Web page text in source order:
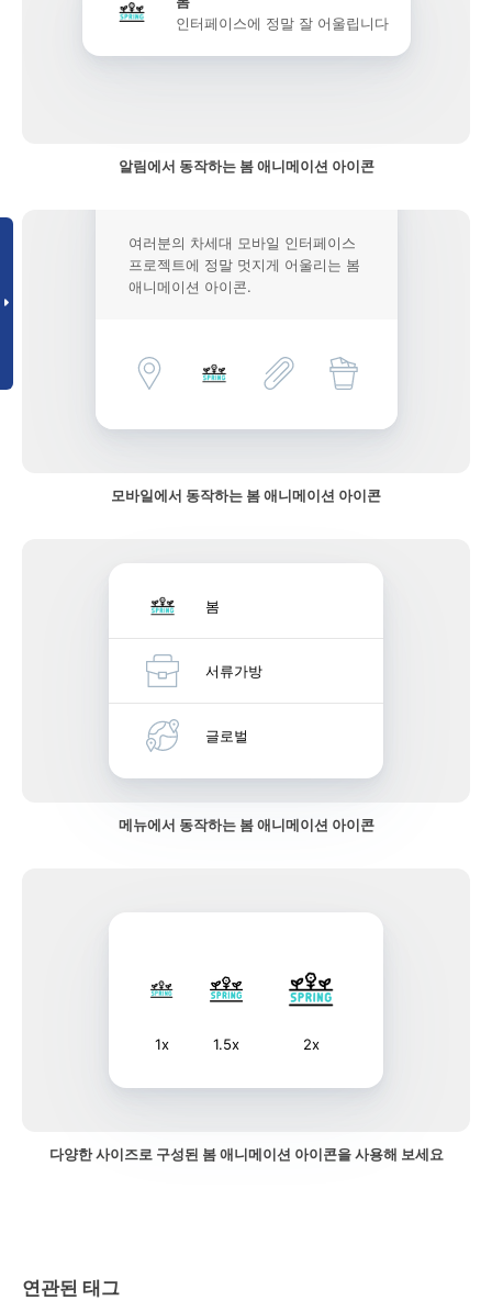
인터페이스에 정말 잘 어울립니다
알림에서 동작하는 봄 애니메이션 아이콘
여러분의 차세대 모바일 인터페이스
프로젝트에 정말 멋지게 어울리는 봄
애니메이션 아이콘.
모바일에서 동작하는 봄 애니메이션 아이콘
봄
서류가방
글로벌
메뉴에서 동작하는 봄 애니메이션 아이콘
1x 1.5x 2x
다양한 사이즈로 구성된 봄 애니메이션 아이콘을 사용해 보세요
연관된 태그